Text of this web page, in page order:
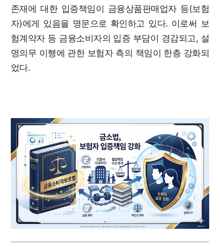
존재에 대한 입증책임이 금융상품판매업자 등(보험
자)에게 있음을 명문으로 확인하고 있다. 이로써 보
험계약자 등 금융소비자의 입증 부담이 경감되고, 설
명의무 이행에 관한 보험자 측의 책임이 한층 강화되
었다.